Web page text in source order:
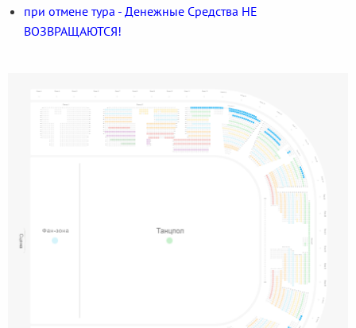
при отмене тура - Денежные Средства НЕ
ВОЗВРАЩАЮТСЯ!